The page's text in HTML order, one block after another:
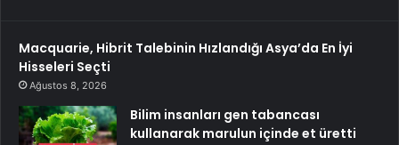
Macquarie, Hibrit Talebinin Hızlandığı Asya’da En İyi
Hisseleri Seçti
Ağustos 8, 2026
Bilim insanları gen tabancası
kullanarak marulun içinde et üretti